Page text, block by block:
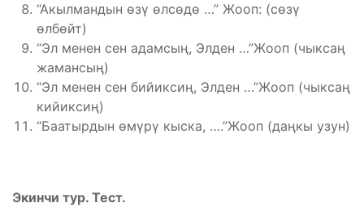
“Акылмандын өзү өлсөдө …” Жооп: (сөзү
өлбөйт)
“Эл менен сен адамсың, Элден …”Жооп (чыксаң
жамансың)
“Эл менен сен бийиксиң, Элден …”Жооп (чыксаң
кийиксиң)
“Баатырдын өмүрү кыска, ….”Жооп (даңкы узун)
Экинчи тур. Тест.